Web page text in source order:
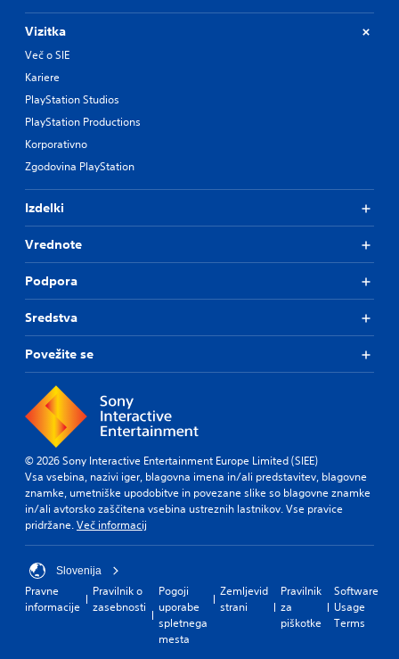
Vizitka
Več o SIE
Kariere
PlayStation Studios
PlayStation Productions
Korporativno
Zgodovina PlayStation
Izdelki
Vrednote
Podpora
Sredstva
Povežite se
© 2026 Sony Interactive Entertainment Europe Limited (SIEE)
Vsa vsebina, nazivi iger, blagovna imena in/ali predstavitev, blagovne
znamke, umetniške upodobitve in povezane slike so blagovne znamke
in/ali avtorsko zaščitena vsebina ustreznih lastnikov. Vse pravice
pridržane.Več informacij
Slovenija
Pravne
informacije
Pravilnik o
zasebnosti
Pogoji
uporabe
spletnega
mesta
Zemljevid
strani
Pravilnik
za
piškotke
Software
Usage
Terms